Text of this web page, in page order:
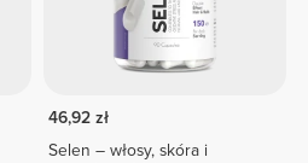
46,92 zł
Selen – włosy, skóra i